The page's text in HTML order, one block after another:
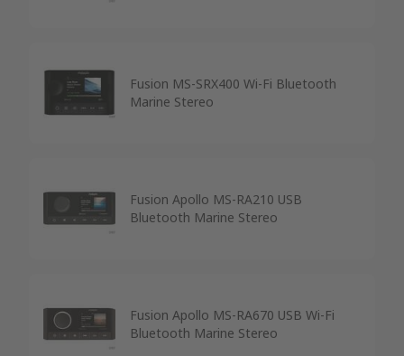
Fusion MS-SRX400 Wi-Fi Bluetooth
Marine Stereo
Fusion Apollo MS-RA210 USB
Bluetooth Marine Stereo
Fusion Apollo MS-RA670 USB Wi-Fi
Bluetooth Marine Stereo